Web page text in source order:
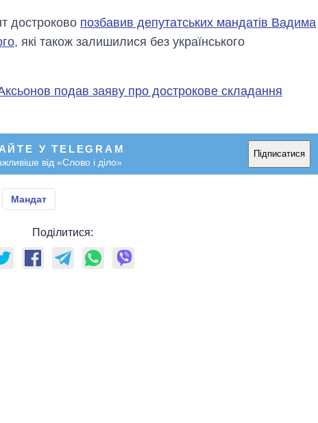
достроково позбавив депутатських мандатів Вадима
, які також залишилися без українського
подав заяву про дострокове складання
У TELEGRAM
від «Слово і діло»
Підписатися
Мандат
Поділитися: